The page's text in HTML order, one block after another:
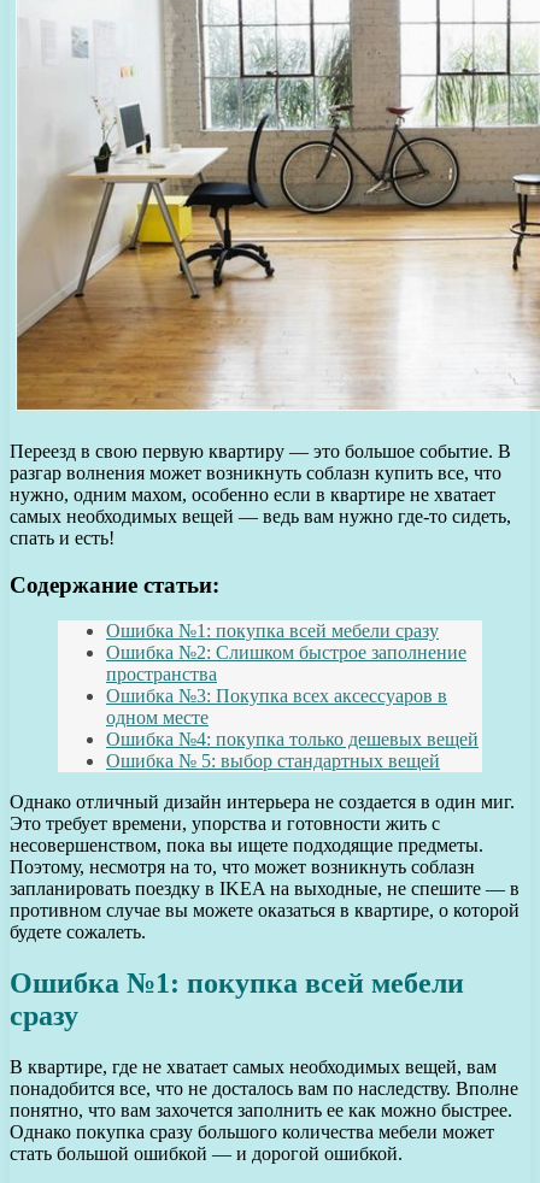
Переезд в свою первую квартиру — это большое событие. В
разгар волнения может возникнуть соблазн купить все, что
нужно, одним махом, особенно если в квартире не хватает
самых необходимых вещей — ведь вам нужно где-то сидеть,
спать и есть!
Содержание статьи:
Ошибка №1: покупка всей мебели сразу
Ошибка №2: Слишком быстрое заполнение
пространства
Ошибка №3: Покупка всех аксессуаров в
одном месте
Ошибка №4: покупка только дешевых вещей
Ошибка № 5: выбор стандартных вещей
Однако отличный дизайн интерьера не создается в один миг.
Это требует времени, упорства и готовности жить с
несовершенством, пока вы ищете подходящие предметы.
Поэтому, несмотря на то, что может возникнуть соблазн
запланировать поездку в IKEA на выходные, не спешите — в
противном случае вы можете оказаться в квартире, о которой
будете сожалеть.
Ошибка №1: покупка всей мебели
сразу
В квартире, где не хватает самых необходимых вещей, вам
понадобится все, что не досталось вам по наследству. Вполне
понятно, что вам захочется заполнить ее как можно быстрее.
Однако покупка сразу большого количества мебели может
стать большой ошибкой — и дорогой ошибкой.